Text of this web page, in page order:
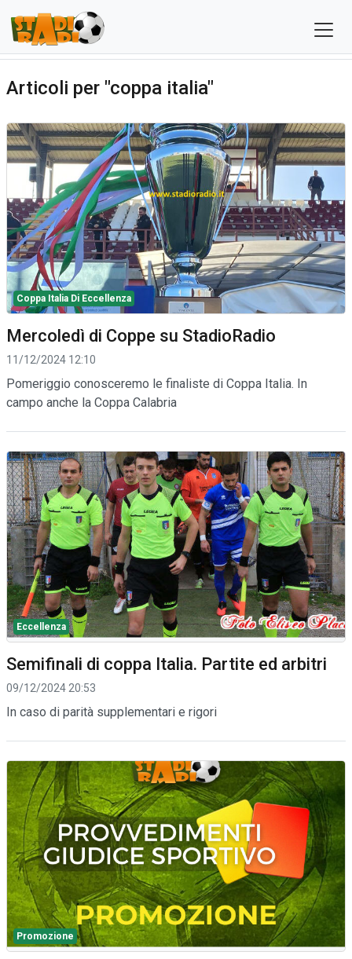
Articoli per "coppa italia"
Coppa Italia Di Eccellenza
Mercoledì di Coppe su StadioRadio
11/12/2024 12:10
Pomeriggio conosceremo le finaliste di Coppa Italia. In
campo anche la Coppa Calabria
Eccellenza
Semifinali di coppa Italia. Partite ed arbitri
09/12/2024 20:53
In caso di parità supplementari e rigori
Promozione